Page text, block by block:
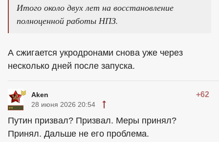
Итого около двух лет на восстановление
полноценной работы НПЗ.
А сжигается укродронами снова уже через
несколько дней после запуска.
Aken +62
28 июня 2026 20:54
Путин призвал? Призвал. Меры принял?
Принял. Дальше не его проблема.